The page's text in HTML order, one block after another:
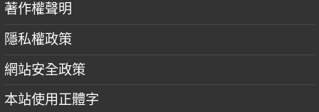
著作權聲明
隱私權政策
網站安全政策
本站使用正體字